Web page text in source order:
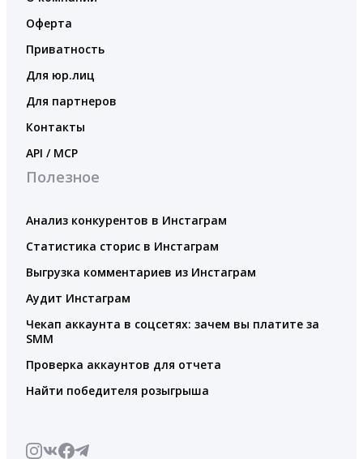
Оферта
Приватность
Для юр.лиц
Для партнеров
Контакты
API / MCP
Полезное
Анализ конкурентов в Инстаграм
Статистика сторис в Инстаграм
Выгрузка комментариев из Инстаграм
Аудит Инстаграм
Чекап аккаунта в соцсетях: зачем вы платите за
SMM
Проверка аккаунтов для отчета
Найти победителя розыгрыша